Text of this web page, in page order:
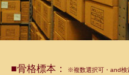
■骨格標本： ※複数選択可・and検